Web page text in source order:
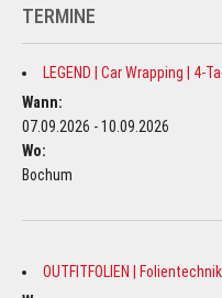
TERMINE
LEGEND | Car Wrapping | 4-
Wann:
07.09.2026 - 10.09.2026
Wo:
Bochum
OUTFITFOLIEN |